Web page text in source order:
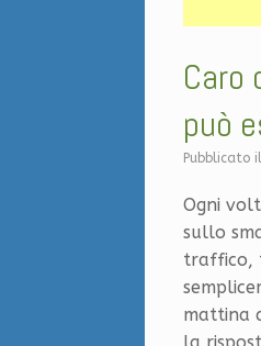
Caro
può
Pubblicato il
Ogni
sullo
traffico,
mattina